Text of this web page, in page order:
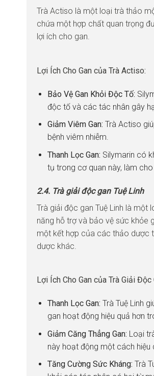
Trà Actiso là một loại trà thảo
chứa một hợp chất quan trọng
lợi ích cho gan.
Lợi Ích Cho Gan của Trà Actiso:
Bảo Vệ Gan Khỏi Độc Tố:
độc tố và các tác nhân gây
Giảm Viêm Gan: Trà Actiso
bệnh viêm nhiễm.
Thanh Lọc Gan: Silymarin có
tụ trong cơ quan này, làm
2.4. Trà giải độc gan Tuệ Linh
Trà giải độc gan Tuệ Linh là
năng hỗ trợ và bảo vệ sức khỏe
một kết hợp của các thảo dược
dược khác.
Lợi Ích Cho Gan của Trà Giải Độc
Thanh Lọc Gan: Trà Tuệ Linh
gan hoạt động hiệu quả hơn
Giảm Căng Thẳng Gan: Loại
này hoạt động một cách
Tăng Cường Sức Kháng: Trà